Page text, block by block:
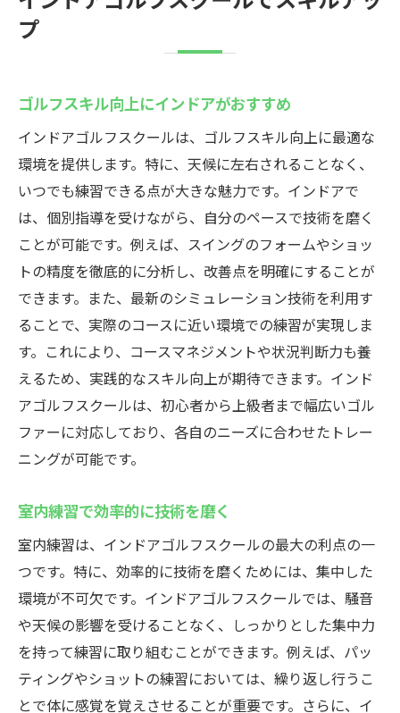
プ
ゴルフスキル向上にインドアがおすすめ
インドアゴルフスクールは、ゴルフスキル向上に最適な
環境を提供します。特に、天候に左右されることなく、
いつでも練習できる点が大きな魅力です。インドアで
は、個別指導を受けながら、自分のペースで技術を磨く
ことが可能です。例えば、スイングのフォームやショッ
トの精度を徹底的に分析し、改善点を明確にすることが
できます。また、最新のシミュレーション技術を利用す
ることで、実際のコースに近い環境での練習が実現しま
す。これにより、コースマネジメントや状況判断力も養
えるため、実践的なスキル向上が期待できます。インド
アゴルフスクールは、初心者から上級者まで幅広いゴル
ファーに対応しており、各自のニーズに合わせたトレー
ニングが可能です。
室内練習で効率的に技術を磨く
室内練習は、インドアゴルフスクールの最大の利点の一
つです。特に、効率的に技術を磨くためには、集中した
環境が不可欠です。インドアゴルフスクールでは、騒音
や天候の影響を受けることなく、しっかりとした集中力
を持って練習に取り組むことができます。例えば、パッ
ティングやショットの練習においては、繰り返し行うこ
とで体に感覚を覚えさせることが重要です。さらに、イ